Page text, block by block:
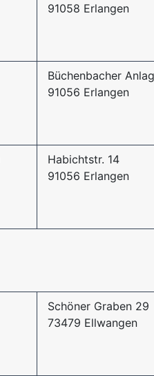
91058 Erlangen
Büchenbacher
91056 Erlangen
Habichtstr. 14
91056 Erlangen
Schöner Graben 29
73479 Ellwangen